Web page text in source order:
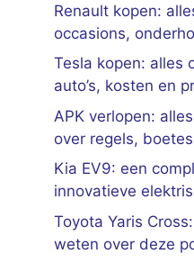
Renault kopen:
occasions,
Tesla kopen: alles
auto’s, kosten en
APK verlopen:
over regels,
Kia EV9: een
innovatieve
Toyota Yaris
weten over deze